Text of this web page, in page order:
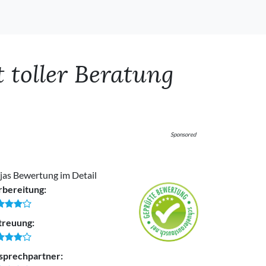
Beratung
Sponsored
Bewertung im Detail